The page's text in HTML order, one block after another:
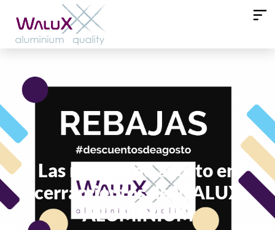
Las rebajas de agosto en
cerramientos de WALUX
ALUMINIUM